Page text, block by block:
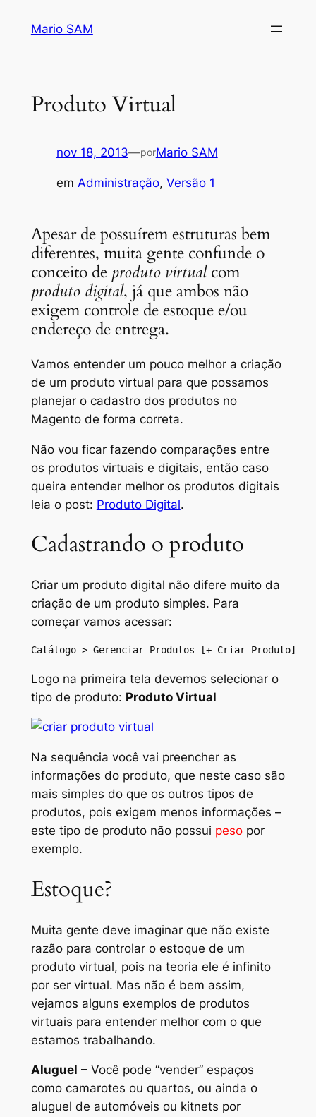
Mario SAM
Produto Virtual
nov 18, 2013—porMario SAM
em Administração, Versão 1
Apesar de possuírem estruturas bem
diferentes, muita gente confunde o
conceito de produto virtualcom
produto digital, já que ambos não
exigem controle de estoque e/ou
endereço de entrega.
Vamos entender um pouco melhor a criação
de um produto virtual para que possamos
planejar o cadastro dos produtos no
Magento de forma correta.
Não vou ficar fazendo comparações entre
os produtos virtuais e digitais, então caso
queira entender melhor os produtos digitais
leia o post: Produto Digital.
Cadastrando o produto
Criar um produto digital não difere muito da
criação de um produto simples. Para
começar vamos acessar:
Catálogo > Gerenciar Produtos [+ Criar Produto]
Logo na primeira tela devemos selecionar o
tipo de produto: Produto Virtual
Na sequência você vai preencher as
informações do produto, que neste caso são
mais simples do que os outros tipos de
produtos, pois exigem menos informações –
este tipo de produto não possui pesopor
exemplo.
Estoque?
Muita gente deve imaginar que não existe
razão para controlar o estoque de um
produto virtual, pois na teoria ele é infinito
por ser virtual. Mas não é bem assim,
vejamos alguns exemplos de produtos
virtuais para entender melhor com o que
estamos trabalhando.
Aluguel – Você pode “vender” espaços
como camarotes ou quartos, ou ainda o
aluguel de automóveis ou kitnets por